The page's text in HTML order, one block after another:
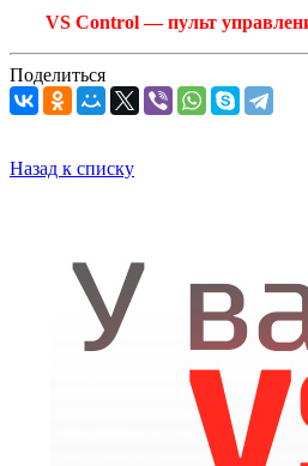
VS Control — пульт
Поделиться
Назад к списку